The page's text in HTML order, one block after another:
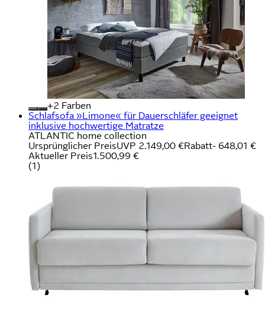
+
Farben
Schlafsofa »Limone« für Dauerschläfer geeignet
inklusive hochwertige Matratze
ATLANTIC home collection
Ursprünglicher PreisUVP 2.149,00 €Rabatt- 648,01 €
Aktueller Preis1.500,99 €
(1)